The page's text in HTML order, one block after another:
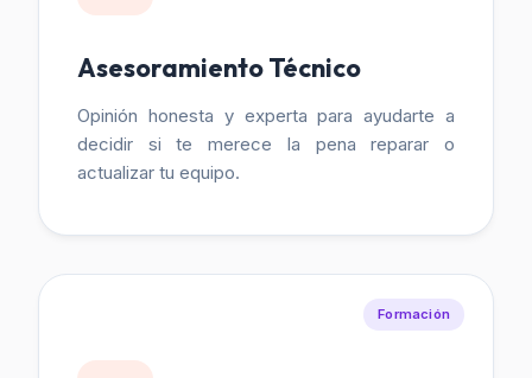
Asesoramiento Técnico
Opinión honesta y experta para ayudarte a
decidir si te merece la pena reparar o
actualizar tu equipo.
Formación